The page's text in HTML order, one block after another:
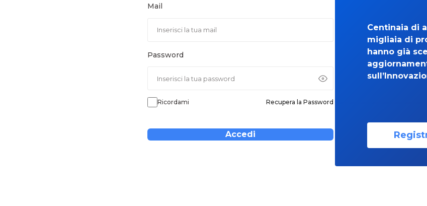
Mail
Password
Ricordami Recupera la Password
Accedi
Centinaia di
migliaia di
hanno già